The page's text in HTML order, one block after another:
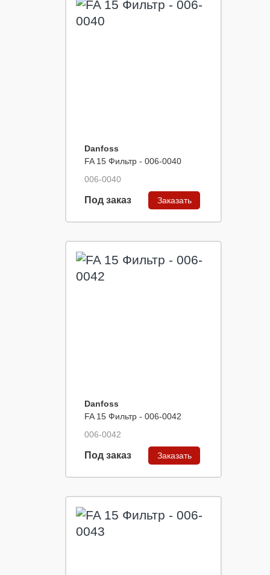
Danfoss
FA 15 Фильтр - 006-0040
006-0040
Под заказ Заказать
Danfoss
FA 15 Фильтр - 006-0042
006-0042
Под заказ Заказать